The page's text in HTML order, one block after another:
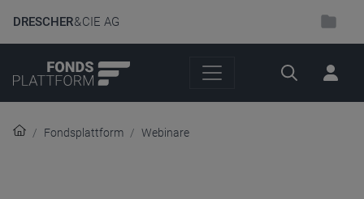
DRESCHER& CIE AG
Suche
Fondsplattform Webinare